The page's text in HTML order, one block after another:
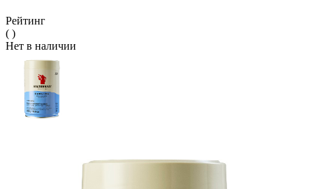
Рейтинг
( )
Нет в наличии